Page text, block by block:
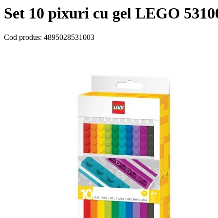
Set 10 pixuri cu gel LEGO
Cod produs: 4895028531003